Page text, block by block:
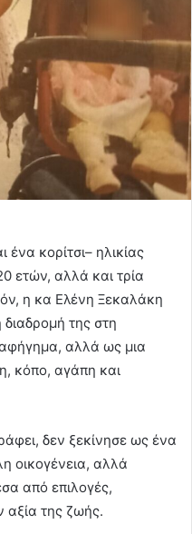
ένα κορίτσι– ηλικίας
ετών, αλλά και τρία
η κα Ελένη Ξεκαλάκη
της στη
αφήγημα, αλλά ως μια
κόπο, αγάπη και
δεν ξεκίνησε ως ένα
οικογένεια, αλλά
από επιλογές,
αξία της ζωής.